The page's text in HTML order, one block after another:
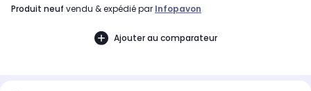
produit neuf vendu & expédié par Infopavon
Ajouter au comparateur